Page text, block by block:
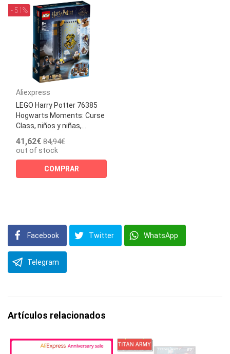
- 51%
Aliexpress
LEGO Harry Potter 76385
Hogwarts Moments: Curse
Class, niños y niñas,...
41,62€ 84,94€
out of stock
COMPRAR
Facebook Twitter WhatsApp
Telegram
Artículos relacionados